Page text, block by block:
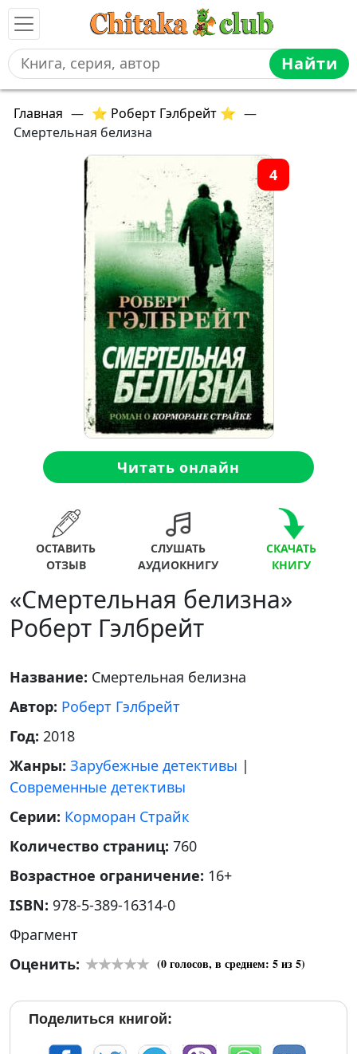
Найти
Главная — ⭐ Роберт Гэлбрейт ⭐ —
Смертельная белизна
4
Читать онлайн
ОСТАВИТЬ
ОТЗЫВ
СЛУШАТЬ
АУДИОКНИГУ
СКАЧАТЬ
КНИГУ
«Смертельная белизна»
Роберт Гэлбрейт
Название: Смертельная белизна
Автор: Роберт Гэлбрейт
Год: 2018
Жанры: Зарубежные детективы |
Современные детективы
Серии: Корморан Страйк
Количество страниц: 760
Возрастное ограничение: 16+
ISBN: 978-5-389-16314-0
Фрагмент
Оценить:
(0голосов, в среднем: 5из 5)
Поделиться книгой: